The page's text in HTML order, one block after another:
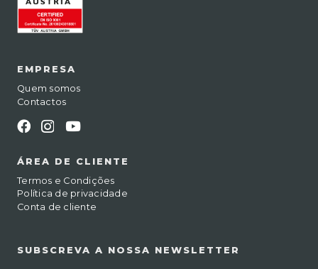
EMPRESA
Quem somos
Contactos
ÁREA DE CLIENTE
Termos e Condições
Política de privacidade
Conta de cliente
SUBSCREVA A NOSSA NEWSLETTER